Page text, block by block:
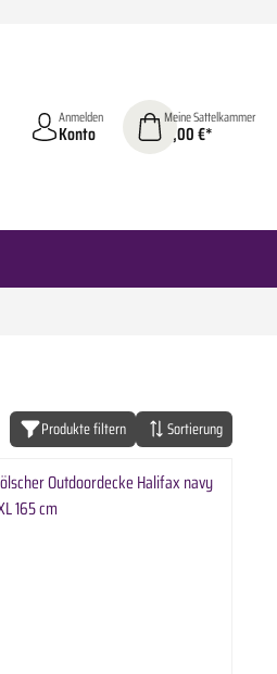
Anmelden
Konto
Meine Sattelkammer
0,00 €*
Produkte filtern Sortierung